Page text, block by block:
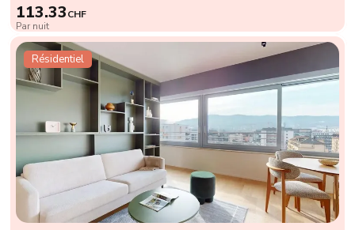
113.33CHF
Par nuit
Résidentiel